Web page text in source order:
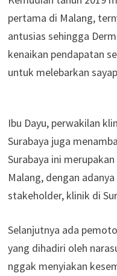
pertama di Malang,
antusias sehingga
kenaikan pendapatan
untuk melebarkan
Ibu Dayu, perwakilan
Surabaya juga
Surabaya ini
Malang, dengan
stakeholder, klinik di
Selanjutnya ada
yang dihadiri oleh
nggak menyiakan